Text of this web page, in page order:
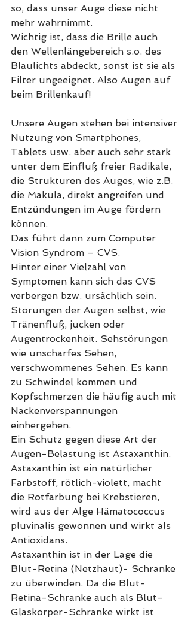
so, dass unser Auge diese nicht
mehr wahrnimmt.
Wichtig ist, dass die Brille auch
den Wellenlängebereich s.o. des
Blaulichts abdeckt, sonst ist sie als
Filter ungeeignet. Also Augen auf
beim Brillenkauf!
Unsere Augen stehen bei intensiver
Nutzung von Smartphones,
Tablets usw. aber auch sehr stark
unter dem Einfluß freier Radikale,
die Strukturen des Auges, wie z.B.
die Makula, direkt angreifen und
Entzündungen im Auge fördern
können.
Das führt dann zum Computer
Vision Syndrom – CVS.
Hinter einer Vielzahl von
Symptomen kann sich das CVS
verbergen bzw. ursächlich sein.
Störungen der Augen selbst, wie
Tränenfluß, jucken oder
Augentrockenheit. Sehstörungen
wie unscharfes Sehen,
verschwommenes Sehen. Es kann
zu Schwindel kommen und
Kopfschmerzen die häufig auch mit
Nackenverspannungen
einhergehen.
Ein Schutz gegen diese Art der
Augen-Belastung ist Astaxanthin.
Astaxanthin ist ein natürlicher
Farbstoff, rötlich-violett, macht
die Rotfärbung bei Krebstieren,
wird aus der Alge Hämatococcus
pluvinalis gewonnen und wirkt als
Antioxidans.
Astaxanthin ist in der Lage die
Blut-Retina (Netzhaut)- Schranke
zu überwinden. Da die Blut-
Retina-Schranke auch als Blut-
Glaskörper-Schranke wirkt ist